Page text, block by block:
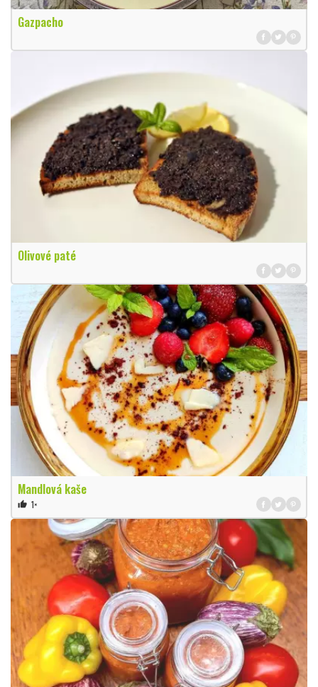
Gazpacho
Olivové paté
Mandlová kaše
thumb_up 1×